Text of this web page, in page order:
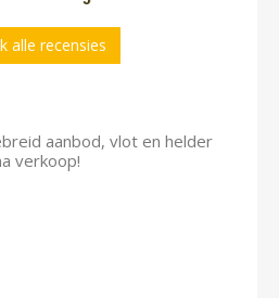
alle recensies
aanbod, vlot en helder
verkoop!